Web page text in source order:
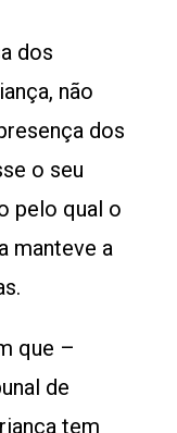
dos
não
dos
o seu
pelo qual o
manteve a
que –
de
tem